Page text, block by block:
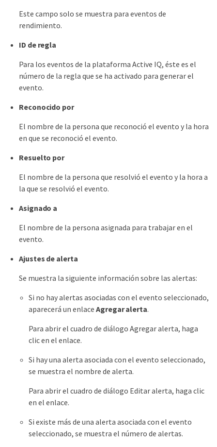
Este campo solo se muestra para eventos de
rendimiento.
ID de regla
Para los eventos de la plataforma Active IQ, éste es el
número de la regla que se ha activado para generar el
evento.
Reconocido por
El nombre de la persona que reconoció el evento y la hora
en que se reconoció el evento.
Resuelto por
El nombre de la persona que resolvió el evento y la hora a
la que se resolvió el evento.
Asignado a
El nombre de la persona asignada para trabajar en el
evento.
Ajustes de alerta
Se muestra la siguiente información sobre las alertas:
Si no hay alertas asociadas con el evento seleccionado,
aparecerá un enlace Agregar alerta.
Para abrir el cuadro de diálogo Agregar alerta, haga
clic en el enlace.
Si hay una alerta asociada con el evento seleccionado,
se muestra el nombre de alerta.
Para abrir el cuadro de diálogo Editar alerta, haga clic
en el enlace.
Si existe más de una alerta asociada con el evento
seleccionado, se muestra el número de alertas.